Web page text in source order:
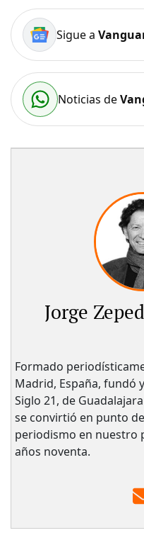
Sigue a
Noticias de
Jorge
Formado
Madrid, España, fundó
Siglo 21, de
se convirtió en punto
periodismo en nuestro
años noventa.